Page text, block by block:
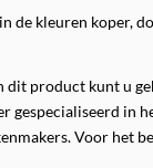
de kleuren koper,
dit product kunt u
gespecialiseerd in
Voor het